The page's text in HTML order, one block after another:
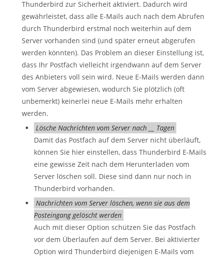
Thunderbird zur Sicherheit aktiviert. Dadurch wird
gewährleistet, dass alle E-Mails auch nach dem Abrufen
durch Thunderbird erstmal noch weiterhin auf dem
Server vorhanden sind (und später erneut abgerufen
werden könnten). Das Problem an dieser Einstellung ist,
dass Ihr Postfach vielleicht irgendwann auf dem Server
des Anbieters voll sein wird. Neue E-Mails werden dann
vom Server abgewiesen, wodurch Sie plötzlich (oft
unbemerkt) keinerlei neue E-Mails mehr erhalten
werden.
Lösche Nachrichten vom Server nach __ Tagen
Damit das Postfach auf dem Server nicht überläuft,
können Sie hier einstellen, dass Thunderbird E-Mails
eine gewisse Zeit nach dem Herunterladen vom
Server löschen soll. Diese sind dann nur noch in
Thunderbird vorhanden.
Nachrichten vom Server löschen, wenn sie aus dem
Posteingang gelöscht werden
Auch mit dieser Option schützen Sie das Postfach
vor dem Überlaufen auf dem Server. Bei aktivierter
Option wird Thunderbird diejenigen E-Mails vom